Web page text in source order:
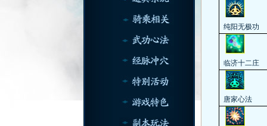
纯阳无极功
临济十二庄
唐家心法